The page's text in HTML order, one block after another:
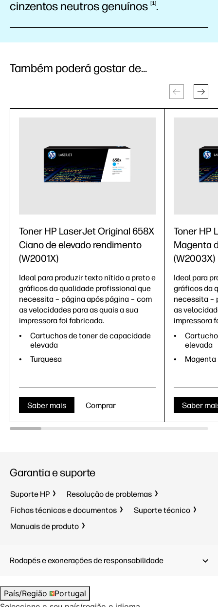
cinzentos neutrosgenuínos 1 .
Também poderá gostar de...
Toner HP LaserJet Original 658X
Ciano de elevado rendimento
(W2001X)
Ideal para produzir texto nítido a preto e
gráficos da qualidade profissional que
necessita – página após página – com
as velocidades para as quais a sua
impressora foi fabricada.
Cartuchos de toner de capacidade
elevada
Turquesa
Saber mais Comprar
Toner HP
Magenta
(W2003X)
Ideal para
gráficos da
necessita –
as
impressora
elevada
Magenta
Saber
Garantia e suporte
Suporte HP
Resolução de problemas
Fichas técnicas e documentos
Suporte técnico
Manuais de produto
Rodapés e exonerações de responsabilidade
País/Região
Portugal